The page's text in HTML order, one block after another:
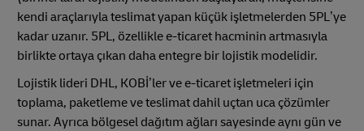
kendi araçlarıyla teslimat yapan küçük işletmelerden 5PL’ye
kadar uzanır. 5PL, özellikle e-ticaret hacminin artmasıyla
birlikte ortaya çıkan daha entegre bir lojistik modelidir.
Lojistik lideri DHL, KOBİ’ler ve e-ticaret işletmeleri için
toplama, paketleme ve teslimat dahil uçtan uca çözümler
sunar. Ayrıca bölgesel dağıtım ağları sayesinde aynı gün ve